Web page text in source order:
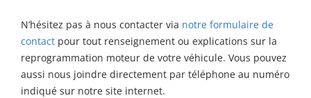
N’hésitez pas à nous contacter via notre formulaire de
contact pour tout renseignement ou explications sur la
reprogrammation moteur de votre véhicule. Vous pouvez
aussi nous joindre directement par téléphone au numéro
indiqué sur notre site internet.